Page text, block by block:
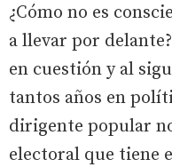
¿Cómo no es
a llevar por
en cuestión y al
tantos años en
dirigente popular
electoral que tiene